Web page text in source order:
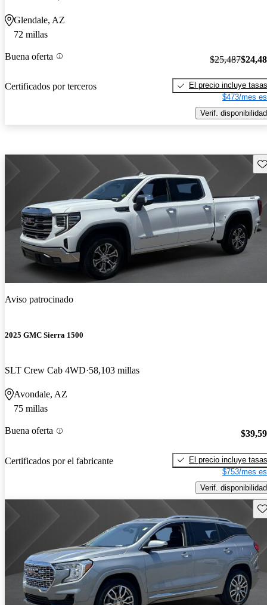
Glendale, AZ
72 millas
Buena oferta
Certificados por terceros
$25,487
El precio incluye tasas
$473/mes
Verif. disponibilidad
Aviso patrocinado
2025 GMC Sierra 1500
SLT Crew Cab 4WD 58,103 millas
Avondale, AZ
75 millas
Buena oferta
Certificados por el fabricante
El precio incluye tasas
$753/mes
Verif. disponibilidad